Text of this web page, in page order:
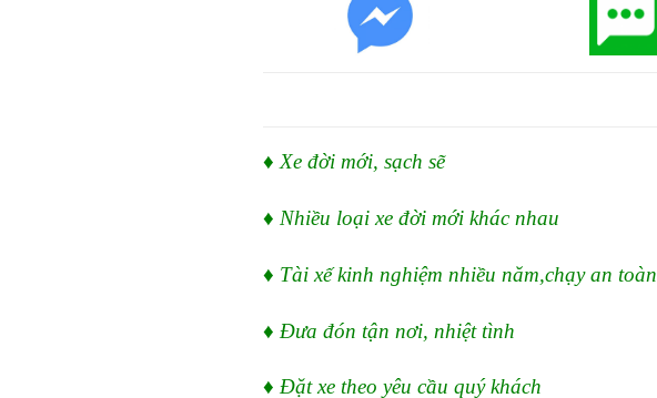
♦ Xe đời mới, sạch sẽ
♦ Nhiều loại xe đời mới khác nhau
♦ Tài xế kinh nghiệm nhiều năm,chạy an toàn
♦ Đưa đón tận nơi, nhiệt tình
♦ Đặt xe theo yêu cầu quý khách